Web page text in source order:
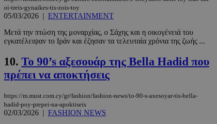
oi-treis-gynaikes-tis-zois-toy
05/03/2026 | ENTERTAINMENT
Μετά την πτώση της μοναρχίας, ο Σάχης και η οικογένειά του
εγκατέλειψαν το Ιράν και έζησαν τα τελευταία χρόνια της ζωής ...
10. To 90’s αξεσουάρ της Βella Hadid που
πρέπει να αποκτήσεις
https://m.must.com.cy/gr/fashion/fashion-news/to-90-s-axesoyar-tis-bella-
hadid-poy-prepei-na-apoktiseis
02/03/2026 | FASHION NEWS